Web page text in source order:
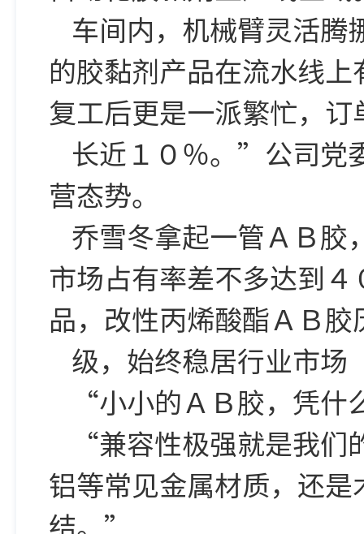
车间内，机械臂灵活腾
的胶黏剂产品在流水线
复工后更是一派繁忙，
长近１０％。”公司党
营态势。
乔雪冬拿起一管ＡＢ
市场占有率差不多达到
品，改性丙烯酸酯ＡＢ
级，始终稳居行业市
“小小的ＡＢ胶，凭
“兼容性极强就是我
铝等常见金属材质，还
结。”